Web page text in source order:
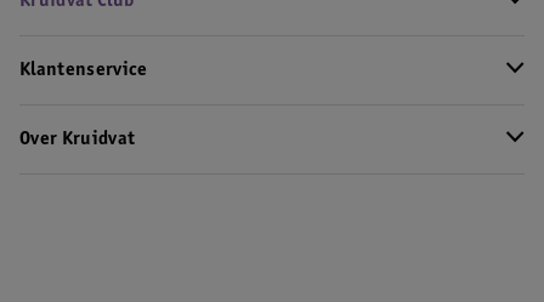
Klantenservice
Over Kruidvat